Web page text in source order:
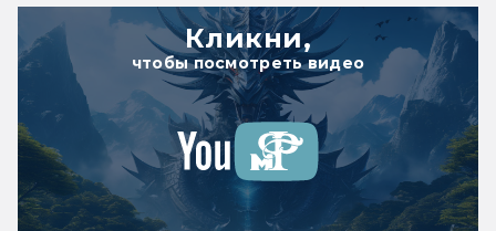
Кликни,
чтобы посмотреть видео